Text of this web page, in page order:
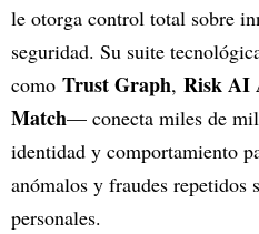
le otorga control total sobre
seguridad. Su suite
como Trust Graph, Risk AI
Match— conecta miles de
identidad y comportamiento
anómalos y fraudes repetidos
personales.